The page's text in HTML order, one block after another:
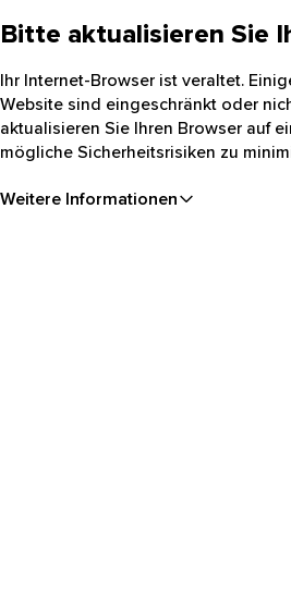
Bitte aktualisieren Sie
Ihr Internet-Browser ist veraltet.
Website sind eingeschränkt oder
aktualisieren Sie Ihren Browser auf
mögliche Sicherheitsrisiken zu
Weitere Informationen